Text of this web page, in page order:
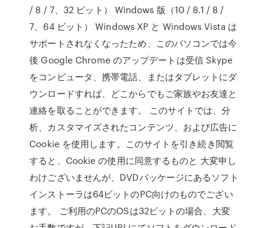
/ 8 / 7、32 ビット） Windows 版（10 / 8.1 / 8 /
7、64 ビット） Windows XP と Windows Vista は
サポートされなくなったため、このパソコンでは今
後 Google Chrome のアップデートは受信 Skype
をコンピュータ、携帯電話、またはタブレットにダ
ウンロードすれば、どこからでもご家族やお友達と
連絡を取ることができます。 このサイトでは、分
析、カスタマイズされたコンテンツ、および広告に
Cookie を使用します。このサイトを引き続き閲覧
すると、Cookie の使用に同意するものと 大変申し
わけございませんが、DVDパッケージにあるソフト
インストーラは64ビットのPC向けのものでござい
ます。 ご利用のPCのOSは32ビットの場合、大変